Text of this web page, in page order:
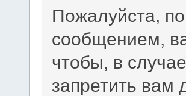
Пожалуйста,
сообщением,
чтобы, в
запретить вам